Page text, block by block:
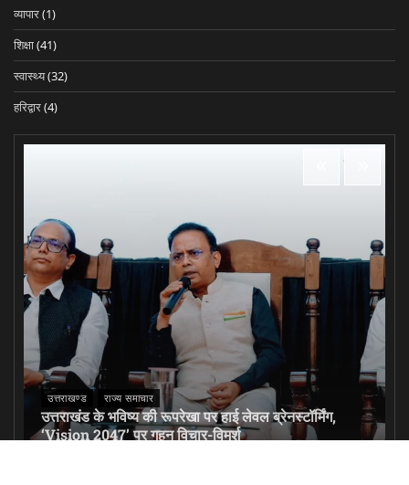
व्यापार(1)
शिक्षा(41)
स्वास्थ्य(32)
हरिद्वार(4)
उत्तराखण्ड राज्य समाचार
उत्तराखंड के भविष्य की रूपरेखा पर हाई लेवल ब्रेनस्टॉर्मिंग,
‘Vision 2047’ पर गहन विचार-विमर्श